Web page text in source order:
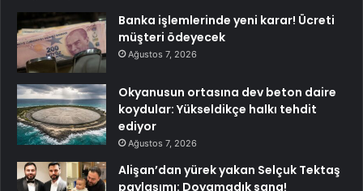
Banka işlemlerinde yeni karar! Ücreti
müşteri ödeyecek
Ağustos 7, 2026
Okyanusun ortasına dev beton daire
koydular: Yükseldikçe halkı tehdit
ediyor
Ağustos 7, 2026
Alişan’dan yürek yakan Selçuk Tektaş
paylaşımı: Doyamadık sana!